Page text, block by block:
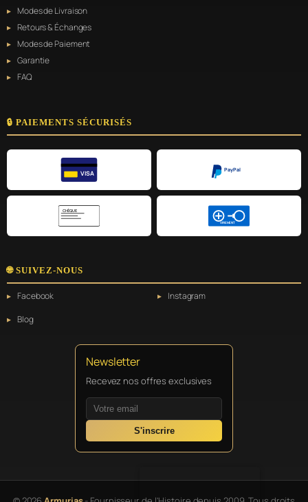
Modes de Livraison
Retours & Échanges
Modes de Paiement
Garantie
FAQ
🔒 PAIEMENTS SÉCURISÉS
VISA
PayPal
CHÈQUE
VIREMENT
🌐 SUIVEZ-NOUS
Facebook
Instagram
Blog
Newsletter
Recevez nos offres exclusives
S'inscrire